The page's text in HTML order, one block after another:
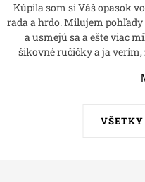
VŠETKY
Kúpila som si Váš opasok
rada a hrdo. Milujem
a usmejú sa a ešte viac
šikovné ručičky a ja verím,